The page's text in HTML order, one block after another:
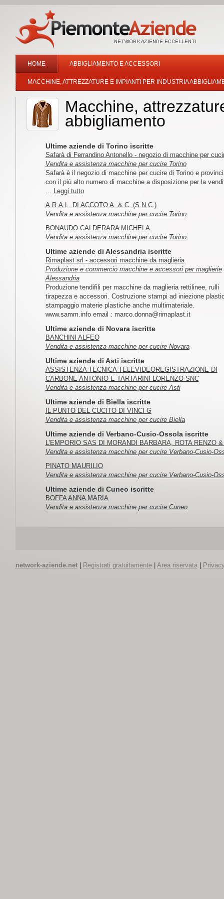
HOME ABBIGLIAMENTO E ACCESSORI
MACCHINE, ATTREZZATURE E IMPIANTI PER INDUSTRIA
Macchine,
abbigliamento
Ultime aziende di Torino iscritte
Safarà di Ferrandino Antonello - negozio di macchine per
Vendita e assistenza macchine per cucire Torino
Safarà è il negozio di macchine per cucire di Torino e
con il più alto numero di macchine a disposizione per la
... Leggi tutto
A.R.A.L. DI ACCOTO A. & C. (S.N.C.)
Vendita e assistenza macchine per cucire Torino
BONAUDO CALDERARA MICHELA
Vendita e assistenza macchine per cucire Torino
Ultime aziende di Alessandria iscritte
Rimaplast srl - accessori macchine da maglieria
Produzione e commercio macchine e accessori per maglierie
Alessandria
Produzione tendifili per macchine da maglieria rettilinee, rulli
tirapezza e accessori. Costruzione stampi ad iniezione
stampaggio materie plastiche anche multimateriale.
www.samm.info email : marco.donna@rimaplast.it
Ultime aziende di Novara iscritte
BANCHINI ALFEO
Vendita e assistenza macchine per cucire Novara
Ultime aziende di Asti iscritte
ASSISTENZA TECNICA TELEVIDEOREGISTRAZIONE DI
CARBONE ANTONIO E TARTARINI LORENZO SNC
Vendita e assistenza macchine per cucire Asti
Ultime aziende di Biella iscritte
IL PUNTO DEL CUCITO DI VINCI G
Vendita e assistenza macchine per cucire Biella
Ultime aziende di Verbano-Cusio-Ossola iscritte
L'EMPORIO SAS DI MORANDI BARBARA, ROTA RENZO
Vendita e assistenza macchine per cucire Verbano-Cusio-
PINATO MAURILIO
Vendita e assistenza macchine per cucire Verbano-Cusio-
Ultime aziende di Cuneo iscritte
BOFFA ANNA MARIA
Vendita e assistenza macchine per cucire Cuneo
network-aziende.net| Registrati gratuitamente| Area riservata|